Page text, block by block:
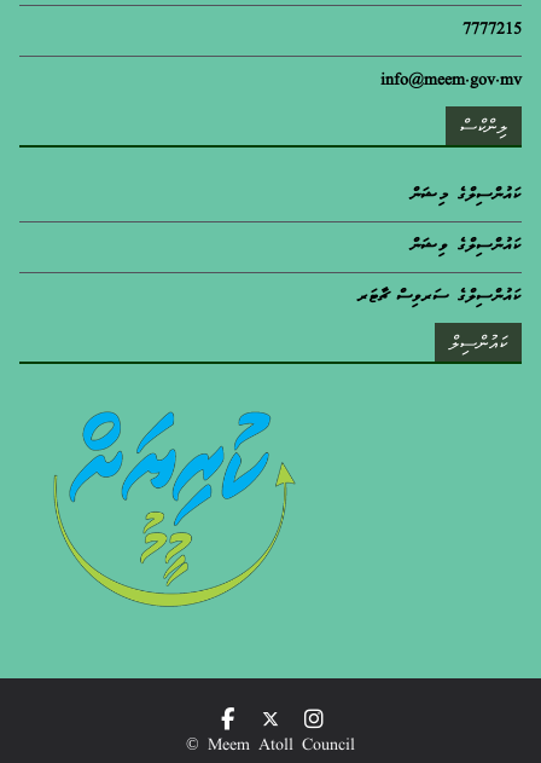
7777215
info@meem.gov.mv
ލިންކްސް
ކައުންސިލްގެ މިޝަން
ކައުންސިލްގެ ވިޝަން
ކައުންސިލްގެ ސަރވިސް ޗާޓަރ
ކައުންސިލް